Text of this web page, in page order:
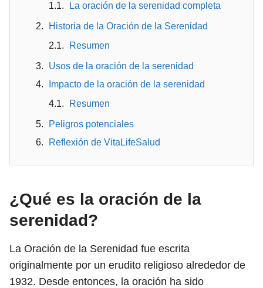
La oración de la serenidad completa
Historia de la Oración de la Serenidad
Resumen
Usos de la oración de la serenidad
Impacto de la oración de la serenidad
Resumen
Peligros potenciales
Reflexión de VitaLifeSalud
¿Qué es la oración de la
serenidad?
La Oración de la Serenidad fue escrita
originalmente por un erudito religioso alrededor de
1932. Desde entonces, la oración ha sido